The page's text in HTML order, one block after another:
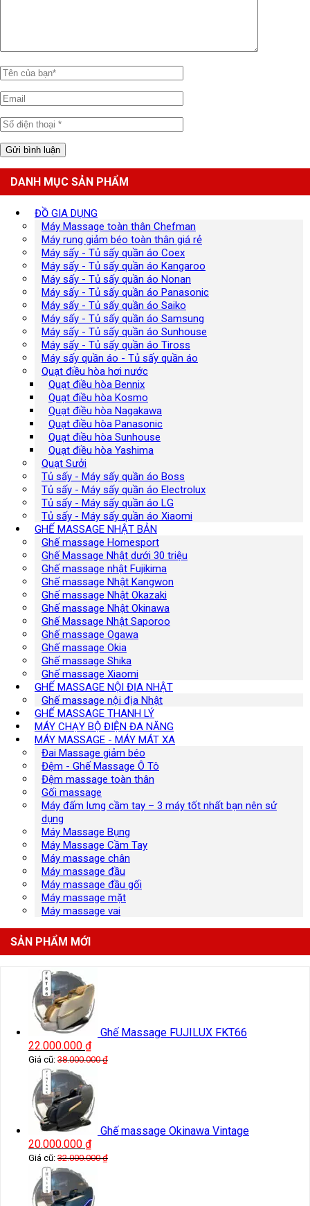
DANH MỤC SẢN PHẨM
ĐỒ GIA DỤNG
Máy Massage toàn thân Chefman
Máy rung giảm béo toàn thân giá rẻ
Máy sấy - Tủ sấy quần áo Coex
Máy sấy - Tủ sấy quần áo Kangaroo
Máy sấy - Tủ sấy quần áo Nonan
Máy sấy - Tủ sấy quần áo Panasonic
Máy sấy - Tủ sấy quần áo Saiko
Máy sấy - Tủ sấy quần áo Samsung
Máy sấy - Tủ sấy quần áo Sunhouse
Máy sấy - Tủ sấy quần áo Tiross
Máy sấy quần áo - Tủ sấy quần áo
Quạt điều hòa hơi nước
Quạt điều hòa Bennix
Quạt điều hòa Kosmo
Quạt điều hòa Nagakawa
Quạt điều hòa Panasonic
Quạt điều hòa Sunhouse
Quạt điều hòa Yashima
Quạt Sưởi
Tủ sấy - Máy sấy quần áo Boss
Tủ sấy - Máy sấy quần áo Electrolux
Tủ sấy - Máy sấy quần áo LG
Tủ sấy - Máy sấy quần áo Xiaomi
GHẾ MASSAGE NHẬT BẢN
Ghế massage Homesport
Ghế Massage Nhật dưới 30 triệu
Ghế massage nhật Fujikima
Ghế massage Nhật Kangwon
Ghế massage Nhật Okazaki
Ghế massage Nhật Okinawa
Ghế Massage Nhật Saporoo
Ghế massage Ogawa
Ghế massage Okia
Ghế massage Shika
Ghế massage Xiaomi
GHẾ MASSAGE NỘI ĐỊA NHẬT
Ghế massage nội địa Nhật
GHẾ MASSAGE THANH LÝ
MÁY CHẠY BỘ ĐIỆN ĐA NĂNG
MÁY MASSAGE - MÁY MÁT XA
Đai Massage giảm béo
Đệm - Ghế Massage Ô Tô
Đệm massage toàn thân
Gối massage
Máy đấm lưng cầm tay – 3 máy tốt nhất bạn nên sử
dụng
Máy Massage Bụng
Máy Massage Cầm Tay
Máy massage chân
Máy massage đầu
Máy massage đầu gối
Máy massage mặt
Máy massage vai
SẢN PHẨM MỚI
Ghế Massage FUJILUX FKT66
22.000.000 ₫
Giá cũ: 38.000.000₫
Ghế massage Okinawa Vintage
20.000.000 ₫
Giá cũ: 32.000.000₫